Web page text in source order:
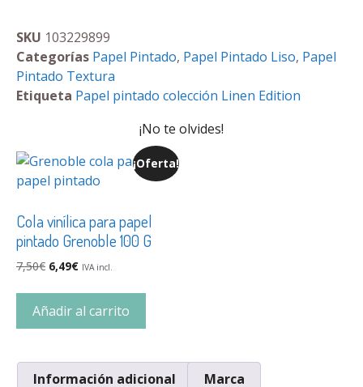
SKU 103229899
Categorías Papel Pintado, Papel Pintado Liso, Papel
Pintado Textura
Etiqueta Papel pintado colección Linen Edition
¡No te olvides!
¡Oferta!
Cola vinílica para papel
pintado Grenoble 100 G
7,50€ 6,49€ IVA incl.
Añadir al carrito
Información adicional Marca